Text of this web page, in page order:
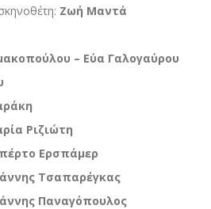
Ζωή Μαντά
– Εύα Γαλογαύρου
Ριζιώτη
Ερσπάμερ
Τσαπαρέγκας
Παναγόπουλος